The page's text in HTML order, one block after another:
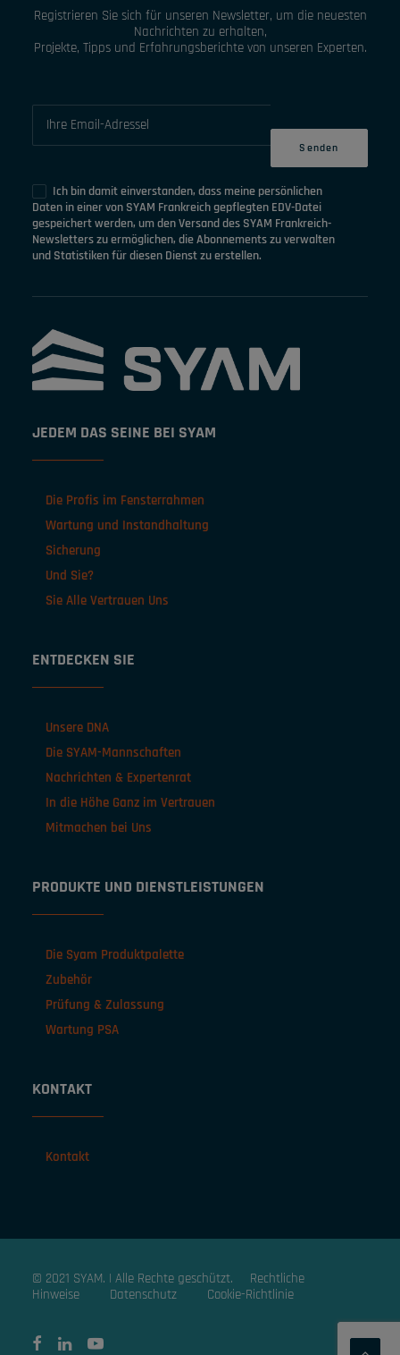
Registrieren Sie sich für unseren Newsletter, um die neuesten
Nachrichten zu erhalten,
Projekte, Tipps und Erfahrungsberichte von unseren Experten.
Ich bin damit einverstanden, dass meine persönlichen
Daten in einer von SYAM Frankreich gepflegten EDV-Datei
gespeichert werden, um den Versand des SYAM Frankreich-
Newsletters zu ermöglichen, die Abonnements zu verwalten
und Statistiken für diesen Dienst zu erstellen.
JEDEM DAS SEINE BEI SYAM
Die Profis im Fensterrahmen
Wartung und Instandhaltung
Sicherung
Und Sie?
Sie Alle Vertrauen Uns
ENTDECKEN SIE
Unsere DNA
Die SYAM-Mannschaften
Nachrichten & Expertenrat
In die Höhe Ganz im Vertrauen
Mitmachen bei Uns
PRODUKTE UND DIENSTLEISTUNGEN
Die Syam Produktpalette
Zubehör
Prüfung & Zulassung
Wartung PSA
KONTAKT
Kontakt
© 2021 SYAM. | Alle Rechte geschützt.
Rechtliche
Hinweise
Datenschutz Cookie-Richtlinie